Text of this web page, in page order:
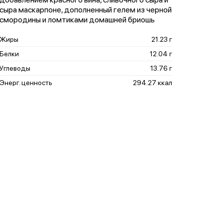
сыра маскарпоне, дополненный гелем из черной
смородины и ломтиками домашней бриошь
Жиры
21.23 г
Белки
12.04 г
Углеводы
13.76 г
Энерг. ценность
294.27 ккал